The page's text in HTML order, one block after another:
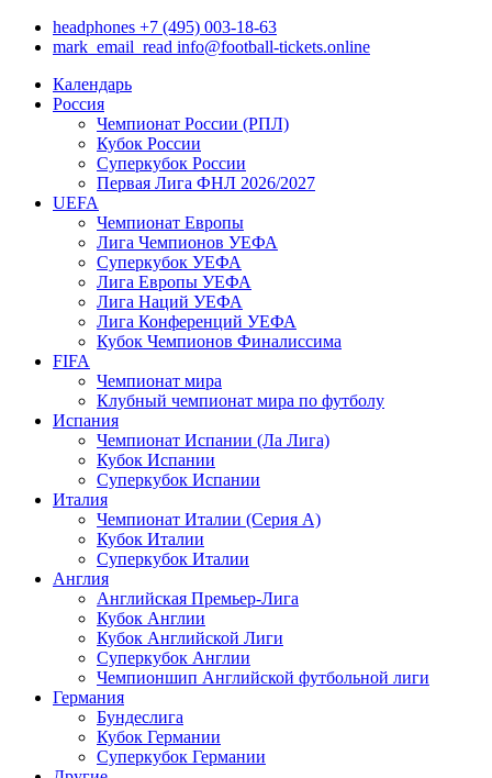
headphones +7 (495) 003-18-63
mark_email_read info@football-tickets.online
Календарь
Россия
Чемпионат России (РПЛ)
Кубок России
Суперкубок России
Первая Лига ФНЛ 2026/2027
UEFA
Чемпионат Европы
Лига Чемпионов УЕФА
Суперкубок УЕФА
Лига Европы УЕФА
Лига Наций УЕФА
Лига Конференций УЕФА
Кубок Чемпионов Финалиссима
FIFA
Чемпионат мира
Клубный чемпионат мира по футболу
Испания
Чемпионат Испании (Ла Лига)
Кубок Испании
Суперкубок Испании
Италия
Чемпионат Италии (Серия А)
Кубок Италии
Суперкубок Италии
Англия
Английская Премьер-Лига
Кубок Англии
Кубок Английской Лиги
Суперкубок Англии
Чемпионшип Английской футбольной лиги
Германия
Бундеслига
Кубок Германии
Суперкубок Германии